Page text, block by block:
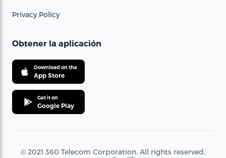
Privacy Policy
Obtener la aplicación
Download on the
App Store
Get it on
Google Play
© 2021 360 Telecom Corporation. All rights reserved.